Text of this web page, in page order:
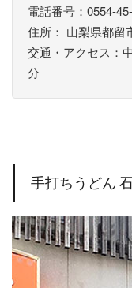
電話番号：0554-
住所： 山梨県都留
交通・アクセス：
分
手打ちうどん